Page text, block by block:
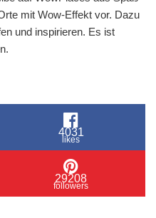
mit Wow-Effekt vor. Dazu
und inspirieren. Es ist
4031
likes
29208
followers